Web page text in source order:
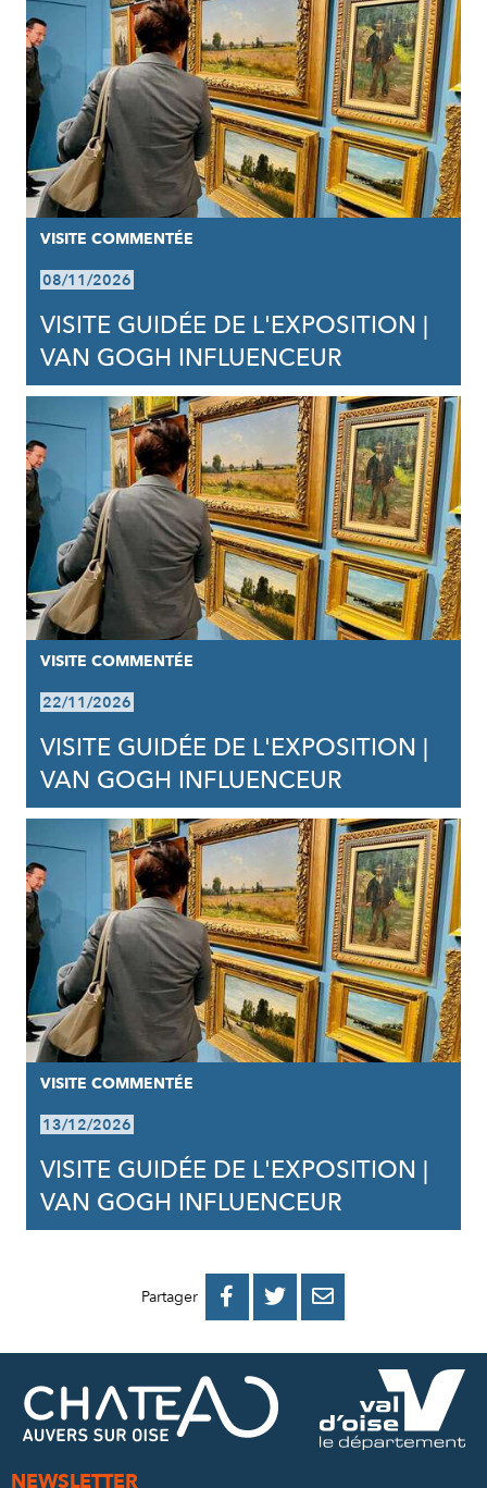
VISITE COMMENTÉE
08/11/2026
VISITE GUIDÉE DE L'EXPOSITION |
VAN GOGH INFLUENCEUR
VISITE COMMENTÉE
22/11/2026
VISITE GUIDÉE DE L'EXPOSITION |
VAN GOGH INFLUENCEUR
VISITE COMMENTÉE
13/12/2026
VISITE GUIDÉE DE L'EXPOSITION |
VAN GOGH INFLUENCEUR
Partager 
PARTAGER
FACEBOOK
PARTAGER
PARTAGER
MAIL
NEWSLETTER